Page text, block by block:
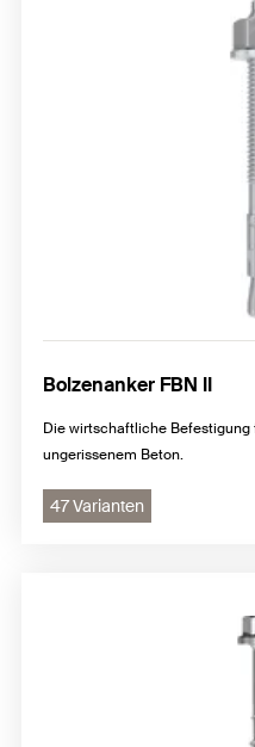
Bolzenanker FBN II
Die wirtschaftliche Befestigung
ungerissenem Beton.
47 Varianten